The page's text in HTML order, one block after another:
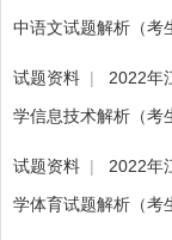
中语文试题解析（考
试题资料 |
2022年
学信息技术解析（考
试题资料 |
2022年
学体育试题解析（考